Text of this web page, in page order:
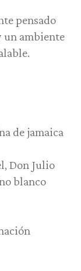
pensado
un ambiente
de jamaica
Don Julio
blanco